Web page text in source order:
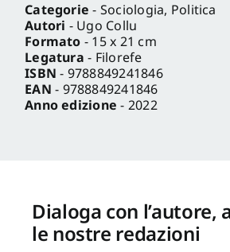
Categorie - Sociologia, Politica
Autori - Ugo Collu
Formato - 15 x 21 cm
Legatura - Filorefe
ISBN - 9788849241846
EAN - 9788849241846
Anno edizione - 2022
Dialoga con l’autore,
le nostre redazioni